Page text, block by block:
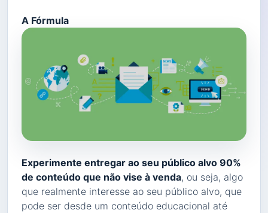
A Fórmula
Experimente entregar ao seu público alvo 90%
de conteúdo que não vise à venda, ou seja, algo
que realmente interesse ao seu público alvo, que
pode ser desde um conteúdo educacional até